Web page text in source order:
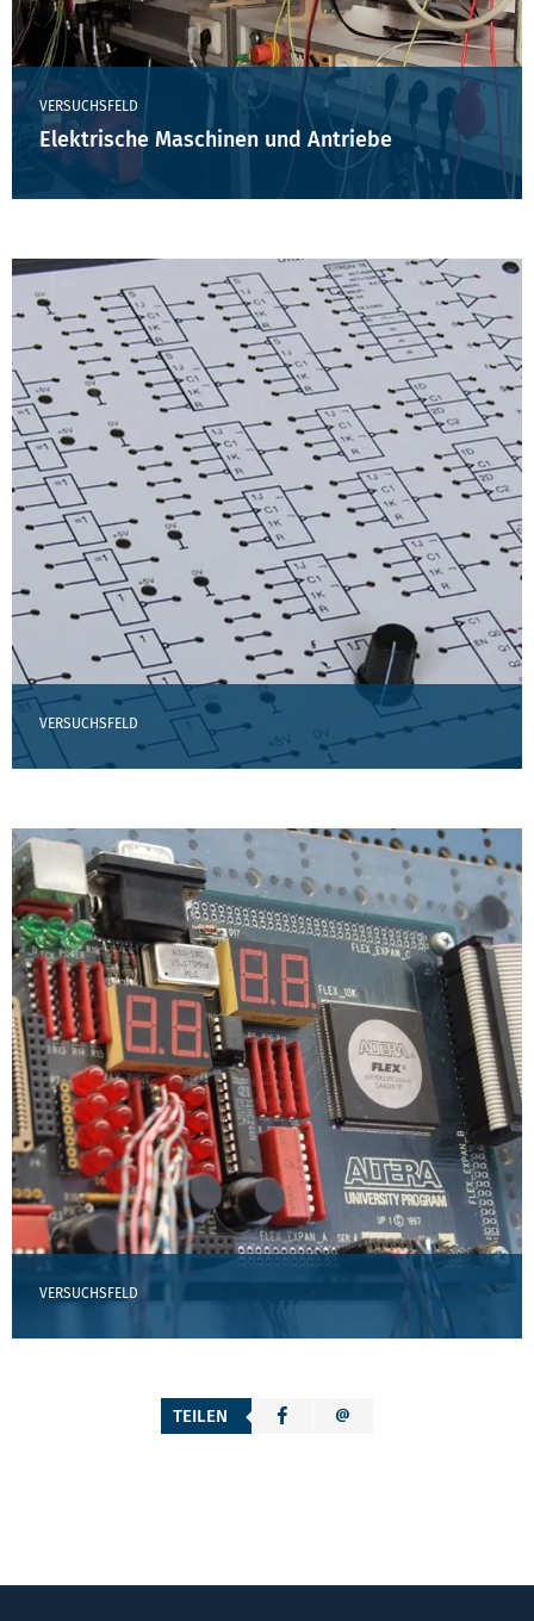
VERSUCHSFELD
Elektrische Maschinen und Antriebe
VERSUCHSFELD
VERSUCHSFELD
TEILEN